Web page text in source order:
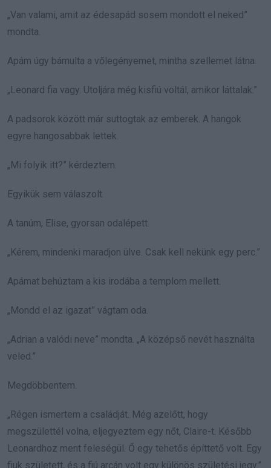
„Van valami, amit az édesapád sosem mondott el neked”
mondta.
Apám úgy bámulta a vőlegényemet, mintha szellemet látna.
„Leonard fia vagy. Utoljára még kisfiú voltál, amikor láttalak.”
A padsorok között már suttogtak az emberek. A hangok
egyre hangosabbak lettek.
„Mi folyik itt?” kérdeztem.
Egyikük sem válaszolt.
A tanúm, Elise, gyorsan odalépett.
„Kérem, mindenki maradjon ülve. Csak kell nekünk egy perc.”
Apámat behúztam a kis irodába a templom mellett.
„Mondd el az igazat” vágtam oda.
„Adrian a valódi neve” mondta. „A középső nevét használta
veled.”
Megdöbbentem.
„Régen ismertem a családját. Még azelőtt, hogy
megszülettél volna, eljegyeztem egy nőt, Claire-t. Később
Leonardhoz ment feleségül. Ő egy tehetős építtető volt. Egy
fiuk született, és a fiú arcán volt egy különös születési jegy.”